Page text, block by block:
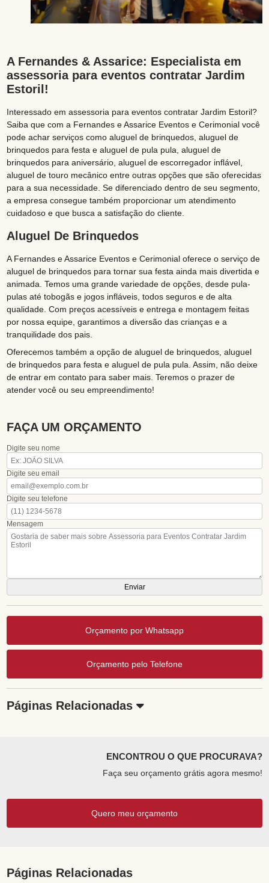
A Fernandes & Assarice: Especialista em
assessoria para eventos contratar Jardim
Estoril!
Interessado em assessoria para eventos contratar Jardim Estoril?
Saiba que com a Fernandes e Assarice Eventos e Cerimonial você
pode achar serviços como aluguel de brinquedos, aluguel de
brinquedos para festa e aluguel de pula pula, aluguel de
brinquedos para aniversário, aluguel de escorregador inflável,
aluguel de touro mecânico entre outras opções que são oferecidas
para a sua necessidade. Se diferenciado dentro de seu segmento,
a empresa consegue também proporcionar um atendimento
cuidadoso e que busca a satisfação do cliente.
Aluguel De Brinquedos
A Fernandes e Assarice Eventos e Cerimonial oferece o serviço de
aluguel de brinquedos para tornar sua festa ainda mais divertida e
animada. Temos uma grande variedade de opções, desde pula-
pulas até tobogãs e jogos infláveis, todos seguros e de alta
qualidade. Com preços acessíveis e entrega e montagem feitas
por nossa equipe, garantimos a diversão das crianças e a
tranquilidade dos pais.
Oferecemos também a opção de aluguel de brinquedos, aluguel
de brinquedos para festa e aluguel de pula pula. Assim, não deixe
de entrar em contato para saber mais. Teremos o prazer de
atender você ou seu empreendimento!
FAÇA UM ORÇAMENTO
Digite seu nome
Digite seu email
Digite seu telefone
Mensagem
Orçamento por Whatsapp
Orçamento pelo Telefone
Páginas Relacionadas
ENCONTROU O QUE PROCURAVA?
Faça seu orçamento grátis agora mesmo!
Quero meu orçamento
Páginas Relacionadas